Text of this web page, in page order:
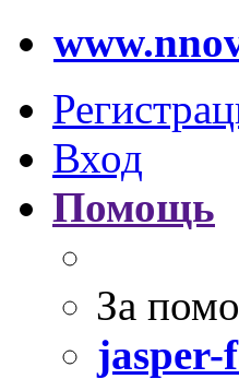
Вход
Помощь
За
jasper-